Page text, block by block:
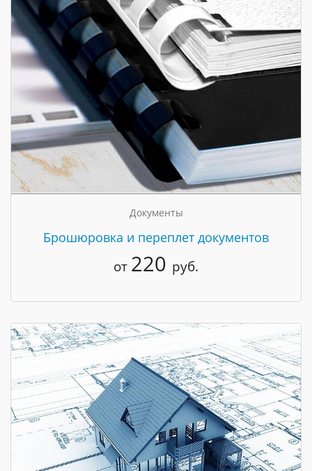
Документы
Брошюровка и переплет документов
от 220 руб.